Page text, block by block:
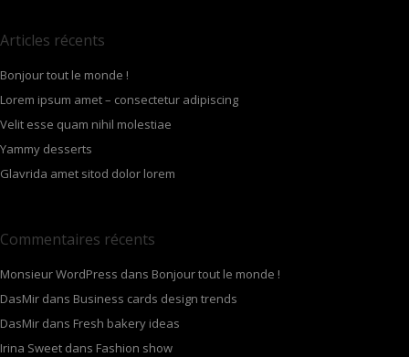
Articles récents
Bonjour tout le monde !
Lorem ipsum amet – consectetur adipiscing
Velit esse quam nihil molestiae
Yammy desserts
Glavrida amet sitod dolor lorem
Commentaires récents
Monsieur WordPress dans Bonjour tout le monde !
DasMir dans Business cards design trends
DasMir dans Fresh bakery ideas
Irina Sweet dans Fashion show